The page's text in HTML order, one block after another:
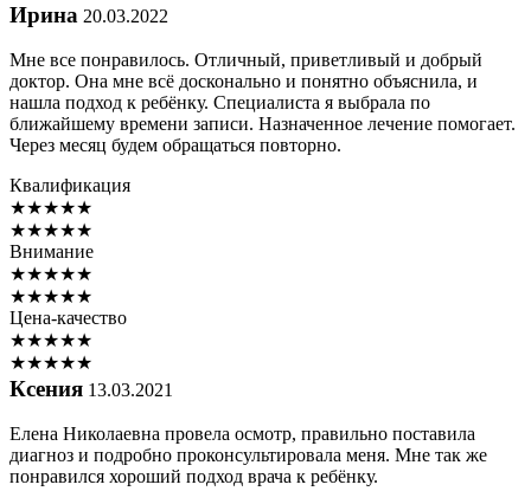
Ирина 20.03.2022
Мне все понравилось. Отличный, приветливый и добрый
доктор. Она мне всё досконально и понятно объяснила, и
нашла подход к ребёнку. Специалиста я выбрала по
ближайшему времени записи. Назначенное лечение помогает.
Через месяц будем обращаться повторно.
Квалификация
★★★★★
★★★★★
Внимание
★★★★★
★★★★★
Цена-качество
★★★★★
★★★★★
Ксения 13.03.2021
Елена Николаевна провела осмотр, правильно поставила
диагноз и подробно проконсультировала меня. Мне так же
понравился хороший подход врача к ребёнку.